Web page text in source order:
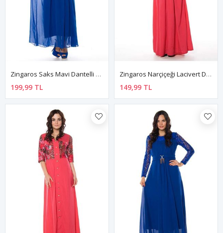
Zingaros Saks Mavi Dantelli H8-82375
199,99 TL
Zingaros Narçiçeği Lacivert Dantelli H2-82488
149,99 TL